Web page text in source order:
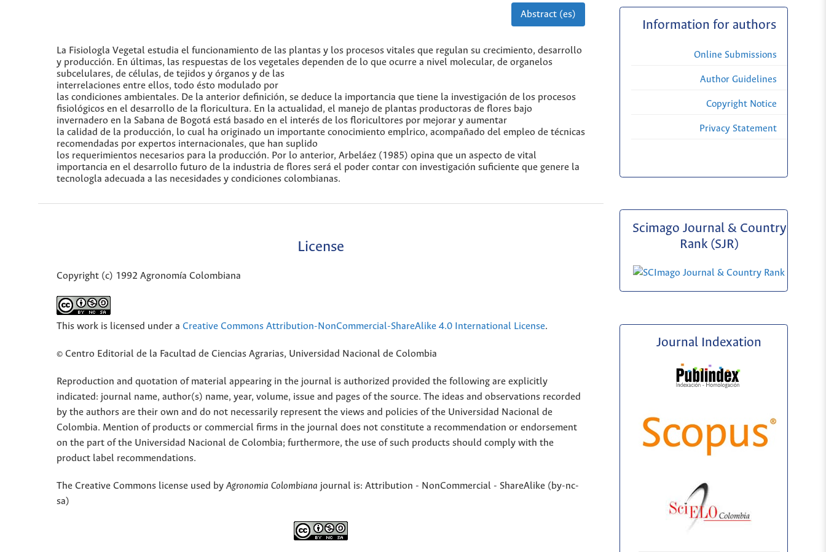
Abstract (es)
La Fisiologla Vegetal estudia el funcionamiento de las plantas y los procesos vitales que regulan su crecimiento, desarrollo
y producción. En últimas, las respuestas de los vegetales dependen de lo que ocurre a nivel molecular, de organelos
subcelulares, de células, de tejidos y órganos y de las
interrelaciones entre ellos, todo ésto modulado por
las condiciones ambientales. De la anterior definición, se deduce la importancia que tiene la investigación de los procesos
fisiológicos en el desarrollo de la floricultura. En la actualidad, el manejo de plantas productoras de flores bajo
invernadero en la Sabana de Bogotá está basado en el interés de los floricultores por mejorar y aumentar
la calidad de la producción, lo cual ha originado un importante conocimiento emplrico, acompañado del empleo de técnicas
recomendadas por expertos internacionales, que han suplido
los requerimientos necesarios para la producción. Por lo anterior, Arbeláez (1985) opina que un aspecto de vital
importancia en el desarrollo futuro de la industria de flores será el poder contar con investigación suficiente que genere la
tecnologla adecuada a las necesidades y condiciones colombianas.
License
Copyright (c) 1992 Agronomía Colombiana
This work is licensed under a Creative Commons Attribution-NonCommercial-ShareAlike 4.0 International License.
© Centro Editorial de la Facultad de Ciencias Agrarias, Universidad Nacional de Colombia
Reproduction and quotation of material appearing in the journal is authorized provided the following are explicitly
indicated: journal name, author(s) name, year, volume, issue and pages of the source. The ideas and observations recorded
by the authors are their own and do not necessarily represent the views and policies of the Universidad Nacional de
Colombia. Mention of products or commercial firms in the journal does not constitute a recommendation or endorsement
on the part of the Universidad Nacional de Colombia; furthermore, the use of such products should comply with the
product label recommendations.
The Creative Commons license used by Agronomia Colombiana journal is: Attribution - NonCommercial - ShareAlike (by-nc-
sa)
Information for authors
Online Submissions
Author Guidelines
Copyright Notice
Privacy Statement
Scimago Journal & Country
Rank (SJR)
Journal Indexation